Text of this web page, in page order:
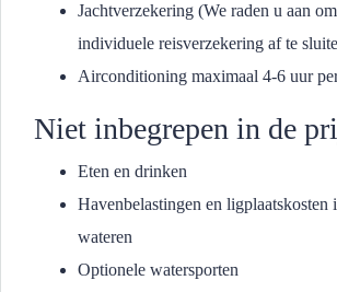
Jachtverzekering (We raden u aan
individuele reisverzekering af te
Airconditioning maximaal 4-6 uur
Niet inbegrepen in de
Eten en drinken
Havenbelastingen en ligplaatskosten
wateren
Optionele watersporten